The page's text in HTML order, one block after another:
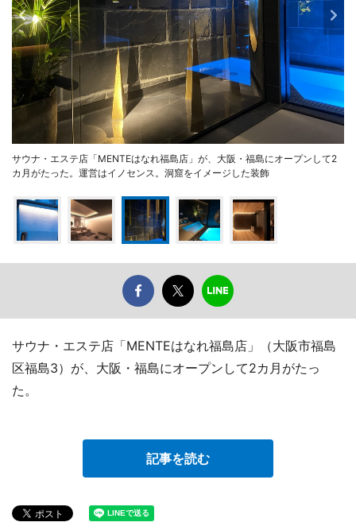
サウナ・エステ店「MENTEはなれ福島店」が、大阪・福島にオープンして2
カ月がたった。運営はイノセンス。洞窟をイメージした装飾
サウナ・エステ店「MENTEはなれ福島店」（大阪市福島
区福島3）が、大阪・福島にオープンして2カ月がたっ
た。
記事を読む